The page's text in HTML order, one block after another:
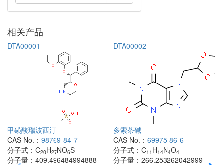
相关产品
DTA00001
甲磺酸瑞波西汀
CAS No.： 98769-84-7
分子式： C20H27NO6S
分子量： 409.496484994888
DTA00002
多索茶碱
CAS No.： 69975-86-6
分子式： C11 H14N4O4
分子量： 266.253262042999